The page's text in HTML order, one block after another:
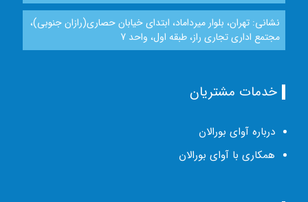
نشانی: تهران، بلوار میرداماد، ابتدای خیابان حصاری(رازان جنوبی)،
مجتمع اداری تجاری راز، طبقه اول، واحد 7
خدمات مشتریان
درباره آوای بورالان
همکاری با آوای بورالان